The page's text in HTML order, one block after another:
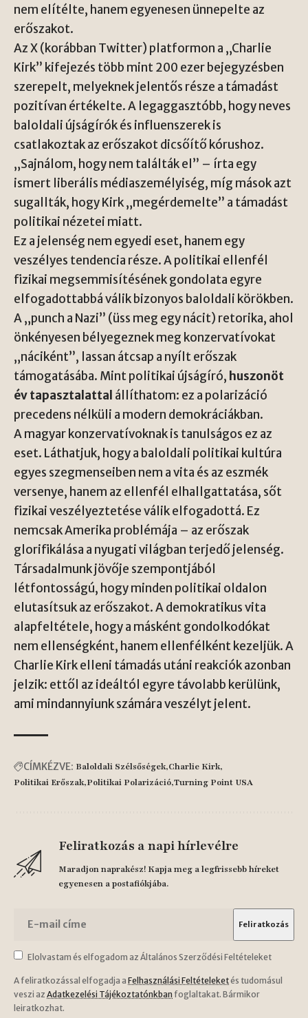
nem elítélte, hanem egyenesen ünnepelte az
erőszakot.
AzX(korábban Twitter) platformon a „Charlie
Kirk” kifejezés több mint 200 ezer bejegyzésben
szerepelt, melyeknek jelentős része a támadást
pozitívan értékelte. A legaggasztóbb, hogy neves
baloldali újságírók és influenszerek is
csatlakoztak az erőszakot dicsőítő kórushoz.
„Sajnálom, hogy nem találták el” – írta egy
ismert liberális médiaszemélyiség, míg mások azt
sugallták, hogy Kirk „megérdemelte” a támadást
politikai nézetei miatt.
Ez a jelenség nem egyedi eset, hanem egy
veszélyes tendencia része. A politikai ellenfél
fizikai megsemmisítésének gondolata egyre
elfogadottabbá válik bizonyos baloldali körökben.
A „punch a Nazi” (üss meg egy nácit) retorika, ahol
önkényesen bélyegeznek meg konzervatívokat
„náciként”, lassan átcsap a nyílt erőszak
támogatásába. Mint politikai újságíró, huszonöt
év tapasztalattal állíthatom: ez a polarizáció
precedens nélküli a modern demokráciákban.
A magyar konzervatívoknak is tanulságos ez az
eset. Láthatjuk, hogy a baloldali politikai kultúra
egyes szegmenseiben nem a vita és az eszmék
versenye, hanem az ellenfél elhallgattatása, sőt
fizikai veszélyeztetése válik elfogadottá. Ez
nemcsak Amerika problémája – az erőszak
glorifikálása a nyugati világban terjedő jelenség.
Társadalmunk jövője szempontjából
létfontosságú, hogy minden politikai oldalon
elutasítsuk az erőszakot. A demokratikus vita
alapfeltétele, hogy a másként gondolkodókat
nem ellenségként, hanem ellenfélként kezeljük. A
Charlie Kirk elleni támadás utáni reakciók azonban
jelzik: ettől az ideáltól egyre távolabb kerülünk,
ami mindannyiunk számára veszélyt jelent.
CÍMKÉZVE: Baloldali Szélsőségek Charlie Kirk
Politikai Erőszak Politikai Polarizáció Turning Point USA
Feliratkozás a napi hírlevélre
Maradjon naprakész! Kapja meg a legfrissebb híreket
egyenesen a postafiókjába.
Elolvastam és elfogadom az Általános Szerződési Feltételeket
A feliratkozással elfogadja a Felhasználási Feltételeketés tudomásul
veszi az Adatkezelési Tájékoztatónkban foglaltakat. Bármikor
leiratkozhat.